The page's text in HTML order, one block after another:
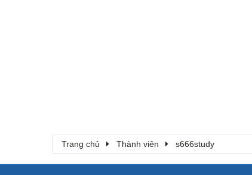
Trang chủ Thành viên s666study